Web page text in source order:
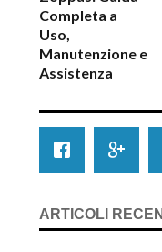
Completa a
Uso,
Manutenzione e
Assistenza
ARTICOLI